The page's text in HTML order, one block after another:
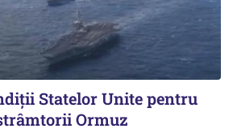
Statelor Unite pentru
Ormuz